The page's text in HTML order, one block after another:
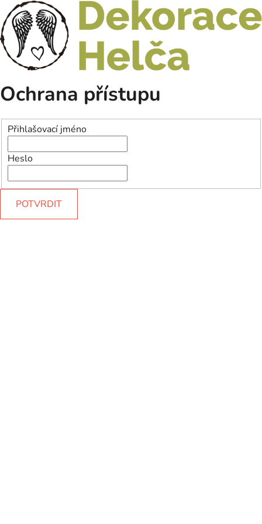
Ochrana přístupu
Přihlašovací jméno
Heslo
POTVRDIT